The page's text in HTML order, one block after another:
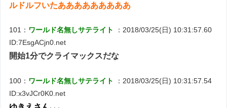
ルドルフいたあああああああああ
101： ワールド名無しサテライト
：2018/03/25(日) 10:31:57.60
ID:7EsgACjn0.net
開始1分でクライマックスだな
100： ワールド名無しサテライト
：2018/03/25(日) 10:31:57.54
ID:x3vJCr0K0.net